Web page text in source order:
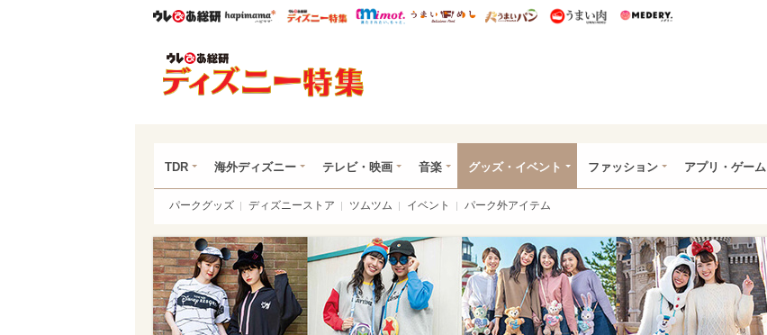
ウレぴあ総研ハピママ* ウレぴあ総研 ディズニー特集
mimot. うまいめし うまいパン うまい肉
TDR 海外ディズニー テレビ・映画 音楽 グッズ・イベント ファッション アプリ・ゲーム
パークグッズ ディズニーストア ツムツム イベント パーク外アイテム